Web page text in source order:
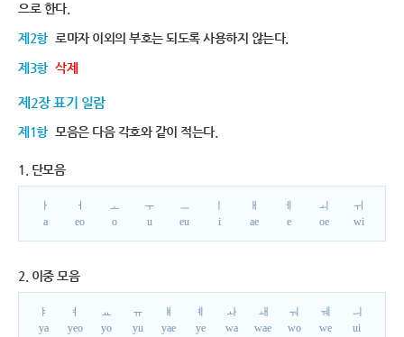
으로 한다.
제2항 로마자 이외의 부호는 되도록 사용하지 않는다.
제3항 삭제
제2장 표기 일람
제1항 모음은 다음 각호와 같이 적는다.
1. 단모음
ㅏ
a
ㅓ
eo
ㅗ
o
ㅜ
u
ㅡ
eu
i
ㅐ
ae
ㅔ
e
ㅚ
oe
ㅟ
wi
2. 이중 모음
ㅑ
ya
ㅕ
yeo
ㅛ
yo
ㅠ
yu
ㅒ
yae
ㅖ
ye
ㅘ
wa
ㅙ
wae
ㅝ
wo
ㅞ
we
ㅢ
ui